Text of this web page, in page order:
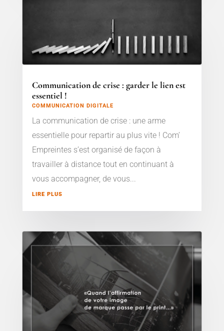
Communication de crise : garder le lien est
essentiel !
COMMUNICATION DIGITALE
La communication de crise : une arme
essentielle pour repartir au plus vite ! Com’
Empreintes s’est organisé de façon à
travailler à distance tout en continuant à
vous accompagner, de vous...
LIRE PLUS